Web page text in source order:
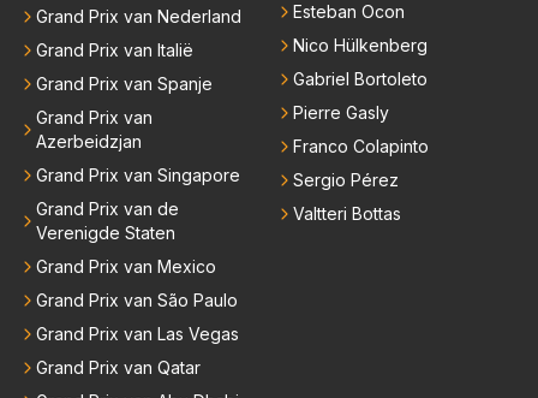
Grand Prix van Nederland
Grand Prix van Italië
Grand Prix van Spanje
Grand Prix van
Azerbeidzjan
Grand Prix van Singapore
Grand Prix van de
Verenigde Staten
Grand Prix van Mexico
Grand Prix van São Paulo
Grand Prix van Las Vegas
Grand Prix van Qatar
Esteban Ocon
Nico Hülkenberg
Gabriel Bortoleto
Pierre Gasly
Franco Colapinto
Sergio Pérez
Valtteri Bottas